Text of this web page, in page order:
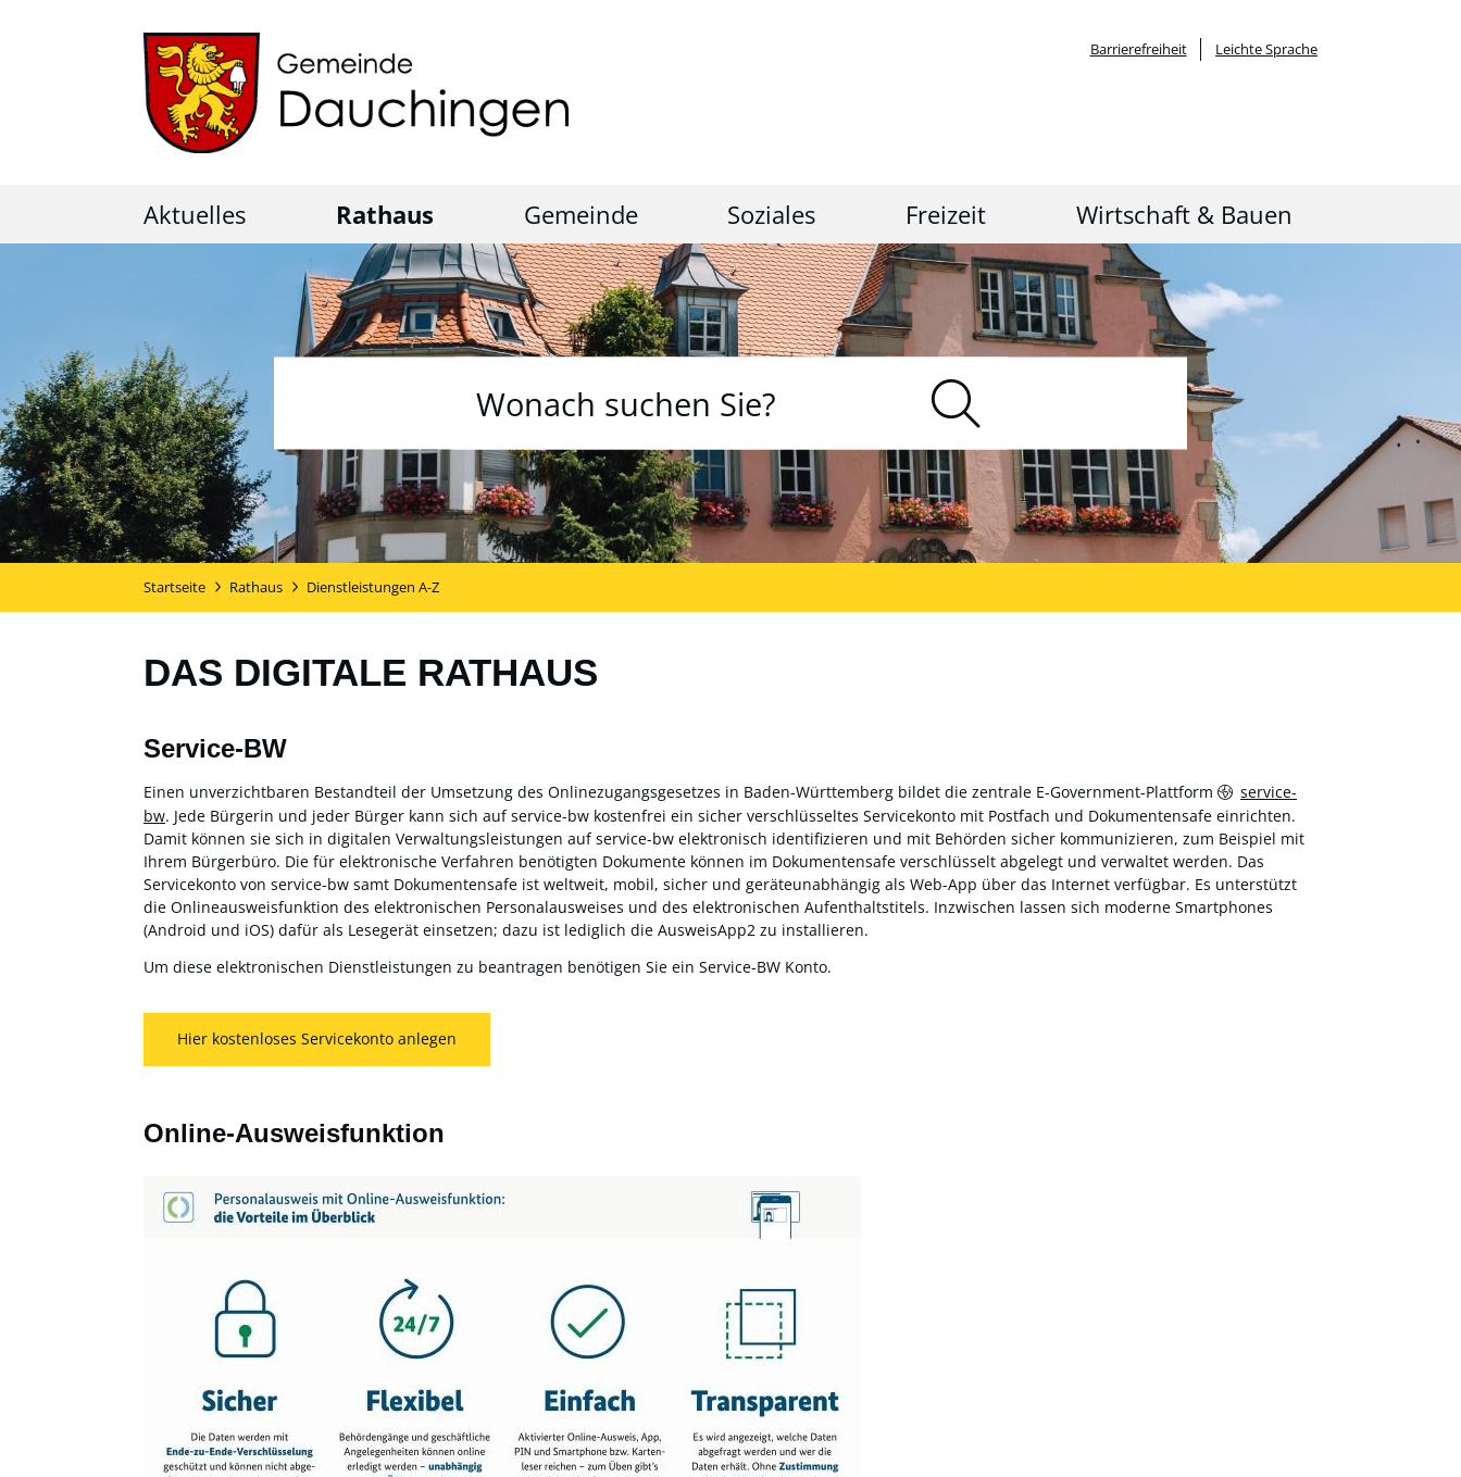
Barrierefreiheit Leichte Sprache
Aktuelles Rathaus Gemeinde Soziales Freizeit Wirtschaft & Bauen
Startseite Rathaus Dienstleistungen A-Z
DAS DIGITALE RATHAUS
Service-BW
Einen unverzichtbaren Bestandteil der Umsetzung des Onlinezugangsgesetzes in Baden-Württemberg bildet die zentrale E-Government-Plattform
service-
bw. Jede Bürgerin und jeder Bürger kann sich auf service-bw kostenfrei ein sicher verschlüsseltes Servicekonto mit Postfach und Dokumentensafe einrichten.
Damit können sie sich in digitalen Verwaltungsleistungen auf service-bw elektronisch identifizieren und mit Behörden sicher kommunizieren, zum Beispiel mit
Ihrem Bürgerbüro. Die für elektronische Verfahren benötigten Dokumente können im Dokumentensafe verschlüsselt abgelegt und verwaltet werden. Das
Servicekonto von service-bw samt Dokumentensafe ist weltweit, mobil, sicher und geräteunabhängig als Web-App über das Internet verfügbar. Es unterstützt
die Onlineausweisfunktion des elektronischen Personalausweises und des elektronischen Aufenthaltstitels. Inzwischen lassen sich moderne Smartphones
(Android und iOS) dafür als Lesegerät einsetzen; dazu ist lediglich die AusweisApp2 zu installieren.
Um diese elektronischen Dienstleistungen zu beantragen benötigen Sie ein Service-BW Konto.
Hier kostenloses Servicekonto anlegen
Online-Ausweisfunktion